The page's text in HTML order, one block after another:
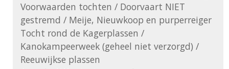
Voorwaarden tochten / Doorvaart NIET
gestremd / Meije, Nieuwkoop en purperreiger
Tocht rond de Kagerplassen /
Kanokampeerweek (geheel niet verzorgd) /
Reeuwijkse plassen